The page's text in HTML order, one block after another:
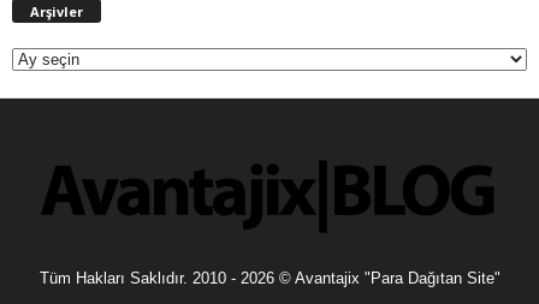
Arşivler
Tüm Hakları Saklıdır. 2010 - 2026 © Avantajix "Para Dağıtan Site"